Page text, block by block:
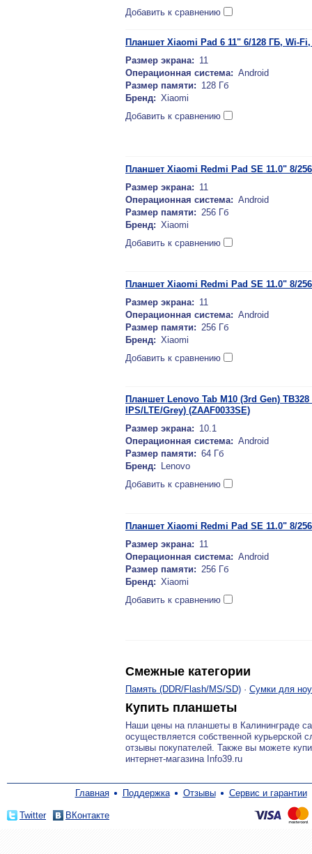
Добавить к сравнению
Планшет Xiaomi Pad 6 11" 6/128 ГБ, Wi-
Размер экрана: 11
Операционная система: Android
Размер памяти: 128 Гб
Бренд: Xiaomi
Добавить к сравнению
Планшет Xiaomi Redmi Pad SE 11.0" 8/
Размер экрана: 11
Операционная система: Android
Размер памяти: 256 Гб
Бренд: Xiaomi
Добавить к сравнению
Планшет Xiaomi Redmi Pad SE 11.0" 8/
Размер экрана: 11
Операционная система: Android
Размер памяти: 256 Гб
Бренд: Xiaomi
Добавить к сравнению
Планшет Lenovo Tab M10 (3rd Gen) TB328
IPS/LTE/Grey) (ZAAF0033SE)
Размер экрана: 10.1
Операционная система: Android
Размер памяти: 64 Гб
Бренд:
Lenovo
Добавить к сравнению
Планшет Xiaomi Redmi Pad SE 11.0" 8/
Размер экрана: 11
Операционная система: Android
Размер памяти: 256 Гб
Бренд: Xiaomi
Добавить к сравнению
Смежные категории
Память (DDR/Flash/MS/SD) · Сумки для
Купить планшеты
Наши цены на планшеты в Калининграде
осуществляется собственной курьерской
отзывы покупателей. Также вы можете
интернет-магазина Info39.ru
Главная Поддержка Отзывы Сервис и гарантии
Twitter ВКонтакте